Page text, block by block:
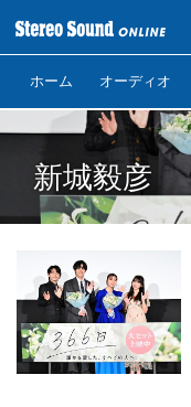
ホーム オーディオ
新城毅彦